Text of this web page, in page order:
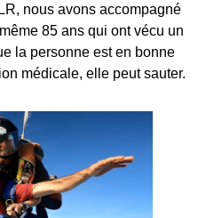
nous avons accompagné
85 ans qui ont vécu un
la personne est en bonne
médicale, elle peut sauter.